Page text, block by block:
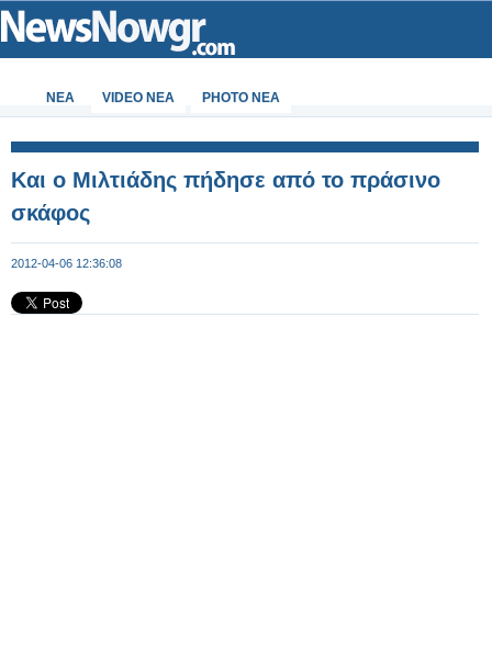
ΝΕΑ VIDEO NEA PHOTO NEA
Και ο Μιλτιάδης πήδησε από το πράσινο
σκάφος
2012-04-06 12:36:08